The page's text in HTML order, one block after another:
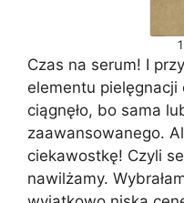
Czas na serum! I
elementu
ciągnęło, bo sama
zaawansowanego.
ciekawostkę! Czyli
nawilżamy.